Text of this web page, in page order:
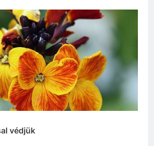
védjük